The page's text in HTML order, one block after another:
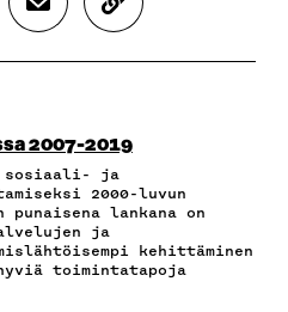
J
A
K
P
S
T
I
K
O
A
T
I
K
E
2007-2019
sosiaali- ja
2000-luvun
lankana on
ja
kehittäminen
toimintatapoja